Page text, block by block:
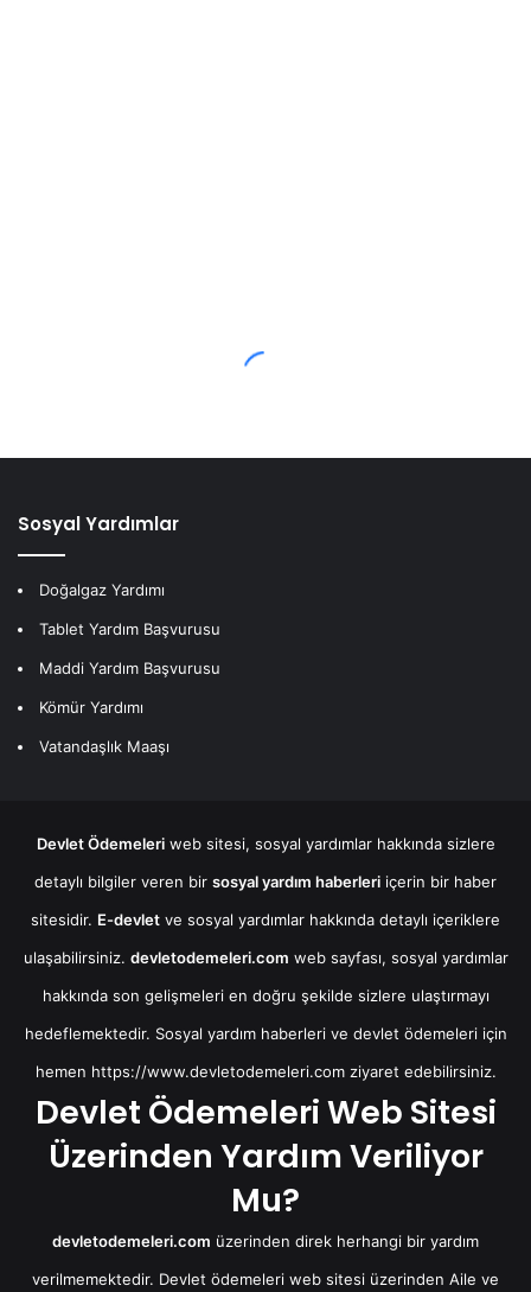
Sosyal Yardımlar
Doğalgaz Yardımı
Tablet Yardım Başvurusu
Maddi Yardım Başvurusu
Kömür Yardımı
Vatandaşlık Maaşı
Devlet Ödemeleriweb sitesi, sosyal yardımlar hakkında sizlere
detaylı bilgiler veren bir sosyal yardım haberleri içerin bir haber
sitesidir. E-devlet ve sosyal yardımlar hakkında detaylı içeriklere
ulaşabilirsiniz. devletodemeleri.com web sayfası, sosyal yardımlar
hakkında son gelişmeleri en doğru şekilde sizlere ulaştırmayı
hedeflemektedir. Sosyal yardım haberleri ve devlet ödemeleri için
hemen https://www.devletodemeleri.comziyaret edebilirsiniz.
Devlet Ödemeleri Web Sitesi
Üzerinden Yardım Veriliyor
Mu?
devletodemeleri.com üzerinden direk herhangi bir yardım
verilmemektedir. Devlet ödemeleri web sitesi üzerinden Aile ve